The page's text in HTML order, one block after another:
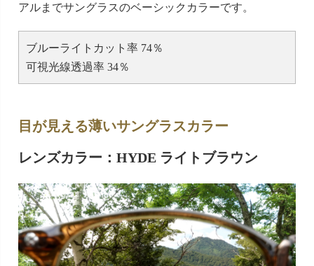
アルまでサングラスのベーシックカラーです。
ブルーライトカット率 74％
可視光線透過率 34％
目が見える薄いサングラスカラー
レンズカラー：HYDE ライトブラウン